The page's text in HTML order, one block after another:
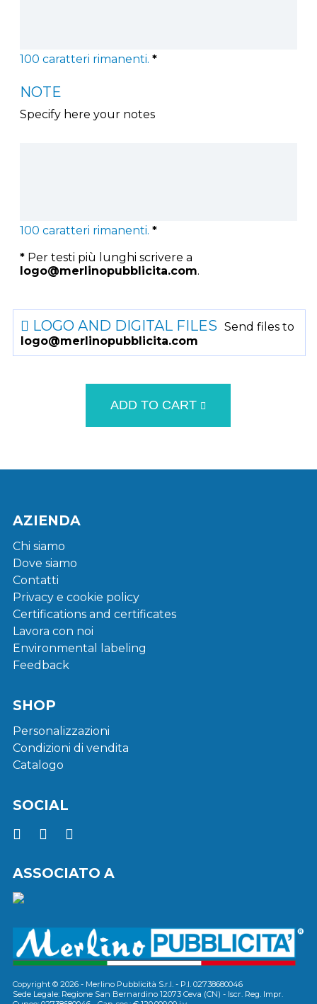
100 caratteri rimanenti. *
NOTE
Specify here your notes
100 caratteri rimanenti. *
* Per testi più lunghi scrivere a
logo@merlinopubblicita.com.
LOGO AND DIGITAL FILES Send files to
logo@merlinopubblicita.com
ADD TO CART
AZIENDA
Chi siamo
Dove siamo
Contatti
Privacy e cookie policy
Certifications and certificates
Lavora con noi
Environmental labeling
Feedback
SHOP
Personalizzazioni
Condizioni di vendita
Catalogo
SOCIAL
ASSOCIATO A
Copyright © 2026 - Merlino Pubblicità S.r.l. - P.I. 02738680046
Sede Legale: Regione San Bernardino 12073 Ceva (CN) - Iscr. Reg. Impr.